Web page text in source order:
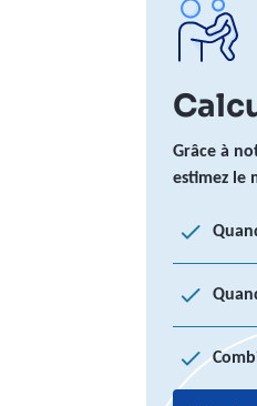
Grâce à
estimez le